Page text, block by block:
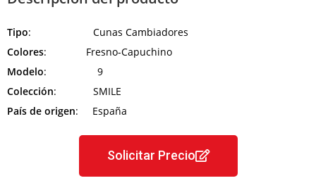
Tipo: Cunas Cambiadores
Colores: Fresno-Capuchino
Modelo: 9
Colección: SMILE
País de origen: España
Solicitar Precio